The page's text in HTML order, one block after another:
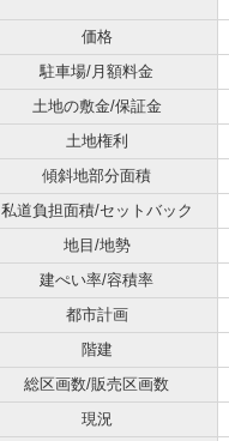
価格
駐車場/月額料金
土地の敷金/保証金
土地権利
傾斜地部分面積
私道負担面積/セットバック
地目/地勢
建ぺい率/容積率
都市計画
階建
総区画数/販売区画数
現況